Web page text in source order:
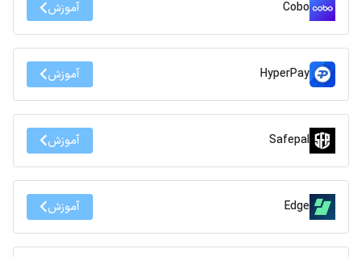
Cobo آموزش
HyperPay آموزش
Safepal آموزش
Edge آموزش